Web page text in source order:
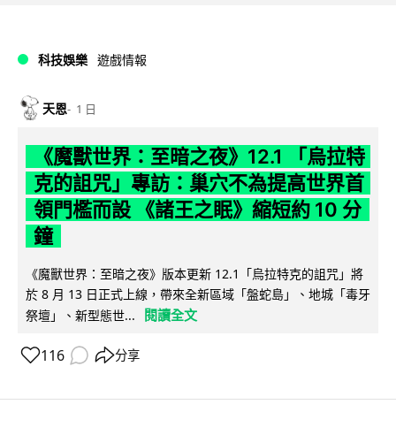
科技娛樂 遊戲情報
天恩 1 日
《魔獸世界：至暗之夜》12.1 「烏拉特
克的詛咒」專訪：巢穴不為提高世界首
領門檻而設 《諸王之眠》縮短約 10 分
鐘
《魔獸世界：至暗之夜》版本更新 12.1「烏拉特克的詛咒」將
於 8 月 13 日正式上線，帶來全新區域「盤蛇島」、地城「毒牙
祭壇」、新型態世...
閱讀全文
116 分享